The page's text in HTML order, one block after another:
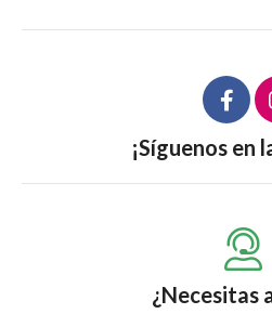
¡Síguenos en
¿Necesitas